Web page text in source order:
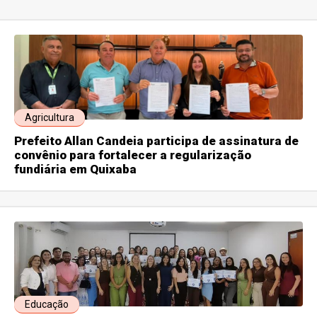
Agricultura
Prefeito Allan Candeia participa de assinatura de
convênio para fortalecer a regularização
fundiária em Quixaba
Educação